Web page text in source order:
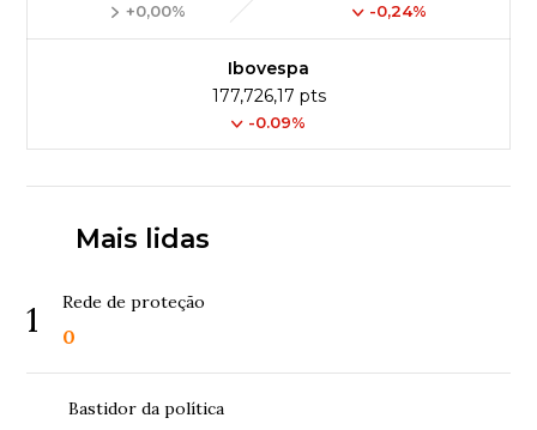
+0,00% -0,24%
Ibovespa
177,726,17 pts
-0.09%
Mais lidas
1 Rede de proteção
0
Bastidor da política